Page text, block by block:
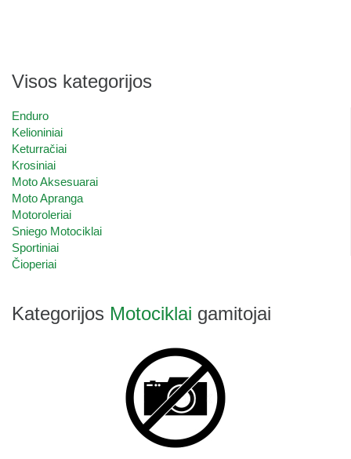
Visos kategorijos
Enduro
Kelioniniai
Keturračiai
Krosiniai
Moto Aksesuarai
Moto Apranga
Motoroleriai
Sniego Motociklai
Sportiniai
Čioperiai
Kategorijos Motociklai gamitojai